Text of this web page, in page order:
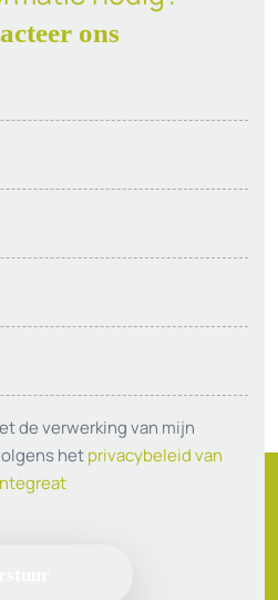
ons
de verwerking van mijn
hetprivacybeleid van